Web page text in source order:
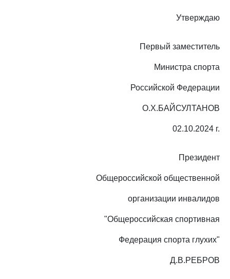
Утверждаю
Первый заместитель
Министра спорта
Российской Федерации
О.Х.БАЙСУЛТАНОВ
02.10.2024 г.
Президент
Общероссийской общественной
организации инвалидов
"Общероссийская спортивная
Федерация спорта глухих"
Д.В.РЕБРОВ